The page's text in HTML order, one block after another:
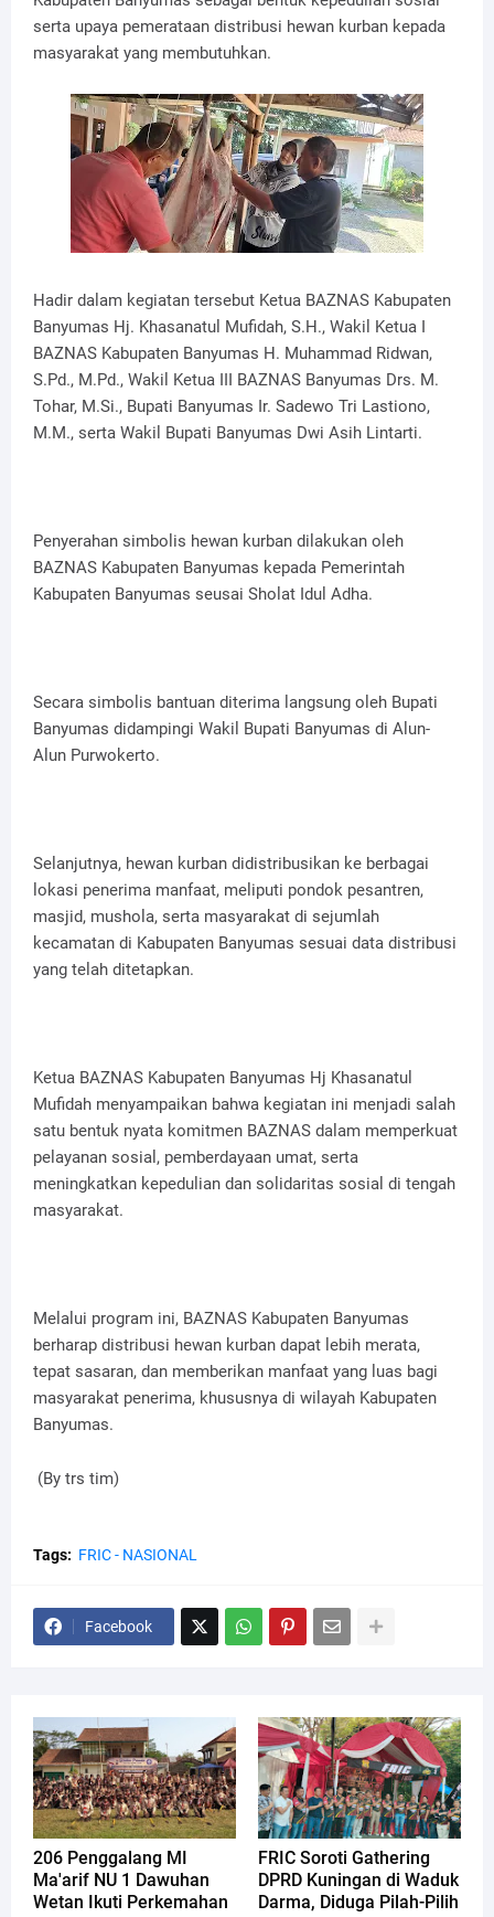
serta upaya pemerataan distribusi hewan kurban kepada
masyarakat yang membutuhkan.
Hadir dalam kegiatan tersebut Ketua BAZNAS Kabupaten
Banyumas Hj. Khasanatul Mufidah, S.H., Wakil Ketua I
BAZNAS Kabupaten Banyumas H. Muhammad Ridwan,
S.Pd., M.Pd., Wakil Ketua III BAZNAS Banyumas Drs. M.
Tohar, M.Si., Bupati Banyumas Ir. Sadewo Tri Lastiono,
M.M., serta Wakil Bupati Banyumas Dwi Asih Lintarti.
Penyerahan simbolis hewan kurban dilakukan oleh
BAZNAS Kabupaten Banyumas kepada Pemerintah
Kabupaten Banyumas seusai Sholat Idul Adha.
Secara simbolis bantuan diterima langsung oleh Bupati
Banyumas didampingi Wakil Bupati Banyumas di Alun-
Alun Purwokerto.
Selanjutnya, hewan kurban didistribusikan ke berbagai
lokasi penerima manfaat, meliputi pondok pesantren,
masjid, mushola, serta masyarakat di sejumlah
kecamatan di Kabupaten Banyumas sesuai data distribusi
yang telah ditetapkan.
Ketua BAZNAS Kabupaten Banyumas Hj Khasanatul
Mufidah menyampaikan bahwa kegiatan ini menjadi salah
satu bentuk nyata komitmen BAZNAS dalam memperkuat
pelayanan sosial, pemberdayaan umat, serta
meningkatkan kepedulian dan solidaritas sosial di tengah
masyarakat.
Melalui program ini, BAZNAS Kabupaten Banyumas
berharap distribusi hewan kurban dapat lebih merata,
tepat sasaran, dan memberikan manfaat yang luas bagi
masyarakat penerima, khususnya di wilayah Kabupaten
Banyumas.
(By trs tim)
Tags: FRIC - NASIONAL
Facebook
206 Penggalang MI
Ma'arif NU 1 Dawuhan
Wetan Ikuti Perkemahan
FRIC Soroti Gathering
DPRD Kuningan di Waduk
Darma, Diduga Pilah-Pilih